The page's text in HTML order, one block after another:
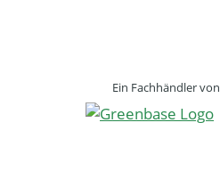
Ein Fachhändler von